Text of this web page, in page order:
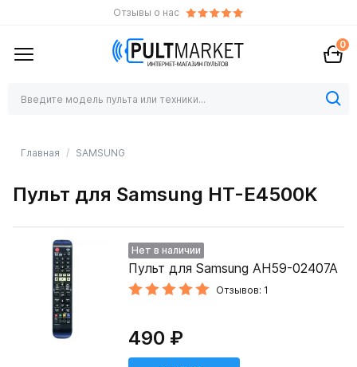
Отзывы о нас
0
Главная SAMSUNG
Пульт для Samsung HT-E4500K
Нет в наличии
Пульт для Samsung AH59-02407A
Отзывов: 1
490 ₽